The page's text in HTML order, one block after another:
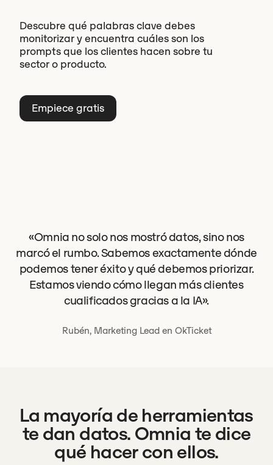
Descubre qué palabras clave debes
monitorizar y encuentra cuáles son los
prompts que los clientes hacen sobre tu
sector o producto.
Empiece gratis
«Omnia no solo nos mostró datos, sino nos
marcó el rumbo. Sabemos exactamente dónde
podemos tener éxito y qué debemos priorizar.
Estamos viendo cómo llegan más clientes
cualificados gracias a la IA».
Rubén, Marketing Lead en OkTicket
La mayoría de herramientas
te dan datos. Omnia te dice
qué hacer con ellos.